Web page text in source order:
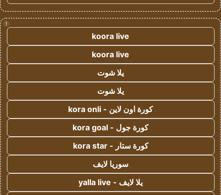
!
koora live
koora live
يلا شوت
يلا شوت
كورة اون لاين - kora onli
كورة جول - kora goal
كورة ستار - kora star
سوريا لايف
يلا لايف - yalla live